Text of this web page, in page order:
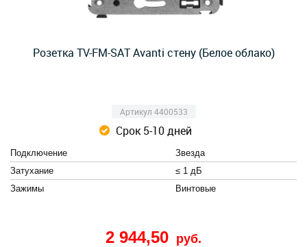
Розетка TV-FM-SAT Avanti стену (Белое облако)
Артикул 4400533
Срок 5-10 дней
Подключение
Звезда
Затухание
≤ 1 дБ
Зажимы
Винтовые
2 944,50 руб.